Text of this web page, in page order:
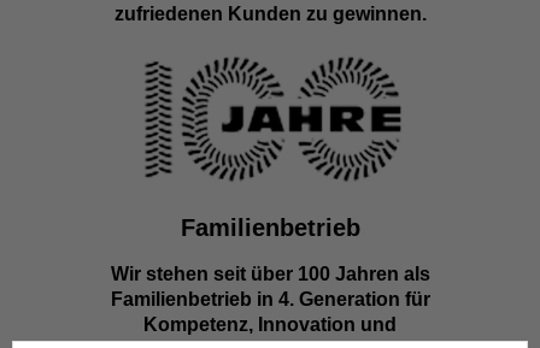
zufriedenen Kunden zu gewinnen.
Familienbetrieb
Wir stehen seit über 100 Jahren als
Familienbetrieb in 4. Generation für
Kompetenz, Innovation und